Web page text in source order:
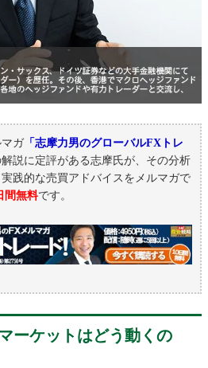
ガ「志摩力男のグローバルFXトレ
説に定評がある志摩氏が、その分析
践的な売買アドバイスをメルマガで
間無料です。
ーケットはどう動くの